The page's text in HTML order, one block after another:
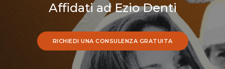
Affidati ad Ezio Denti
RICHIEDI UNA CONSULENZA GRATUITA